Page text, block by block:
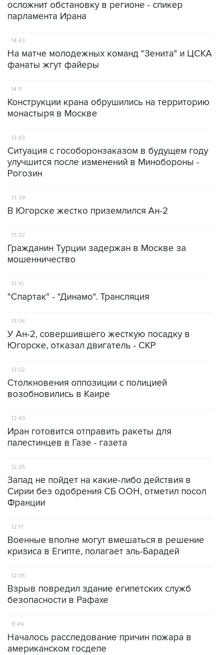
осложнит обстановку в регионе - спикер
парламента Ирана
14:43
На матче молодежных команд "Зенита" и ЦСКА
фанаты жгут файеры
14:11
Конструкции крана обрушились на территорию
монастыря в Москве
13:43
Ситуация с гособоронзаказом в будущем году
улучшится после изменений в Минобороны -
Рогозин
13:39
В Югорске жестко приземлился Ан-2
13:32
Гражданин Турции задержан в Москве за
мошенничество
13:10
"Спартак" - "Динамо". Трансляция
13:06
У Ан-2, совершившего жесткую посадку в
Югорске, отказал двигатель - СКР
13:02
Столкновения оппозиции с полицией
возобновились в Каире
12:40
Иран готовится отправить ракеты для
палестинцев в Газе - газета
12:25
Запад не пойдет на какие-либо действия в
Сирии без одобрения СБ ООН, отметил посол
Франции
12:17
Военные вполне могут вмешаться в решение
кризиса в Египте, полагает эль-Барадей
12:05
Взрыв повредил здание египетских служб
безопасности в Рафахе
11:49
Началось расследование причин пожара в
американском госдепе